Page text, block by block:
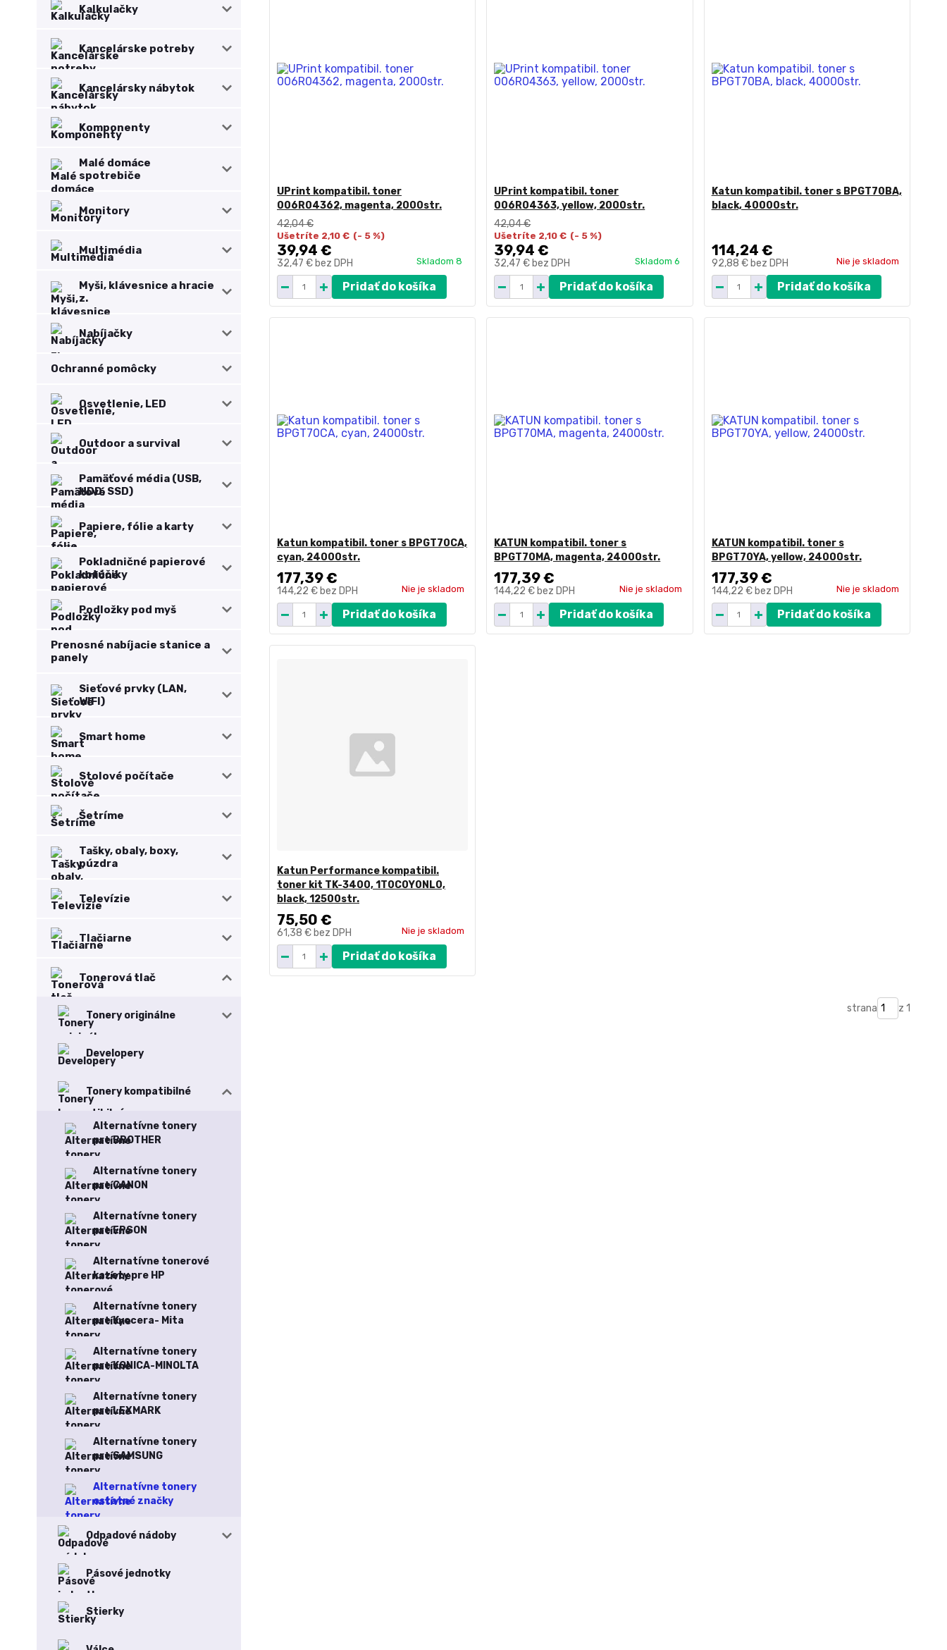
Kalkulačky
Kancelárske potreby
Kancelársky nábytok
Komponenty
Malé domáce
spotrebiče
Monitory
Multimédia
Myši, klávesnice a hracie
z.
Nabíjačky
Ochranné pomôcky
Osvetlenie, LED
Outdoor a survival
Pamäťové média (USB,
HDD, SSD)
Papiere, fólie a karty
Pokladničné papierové
kotúčiky
Podložky pod myš
Prenosné nabíjacie stanice a
panely
Sieťové prvky (LAN,
WIFI)
Smart home
Stolové počítače
Šetríme
Tašky, obaly, boxy,
púzdra
Televízie
Tlačiarne
Tonerová tlač
Tonery originálne
Developery
Tonery kompatibilné
Alternatívne tonery
pre BROTHER
Alternatívne tonery
pre CANON
Alternatívne tonery
pre EPSON
Alternatívne tonerové
kazety pre HP
Alternatívne tonery
pre Kyocera- Mita
Alternatívne tonery
pre KONICA-MINOLTA
Alternatívne tonery
pre LEXMARK
Alternatívne tonery
pre SAMSUNG
Alternatívne tonery
ostatné značky
Odpadové nádoby
Pásové jednotky
Stierky
UPrint kompatibil. toner
006R04362, magenta, 2000str.
42,04 €
Ušetríte 2,10 € (- 5 %)
39,94 €
32,47 € bez DPH Skladom 8
Pridať do košíka
UPrint kompatibil. toner
006R04363, yellow, 2000str.
42,04 €
Ušetríte 2,10 € (- 5 %)
39,94 €
32,47 € bez DPH Skladom 6
Pridať do košíka
Katun kompatibil. toner s BPGT70BA,
black, 40000str.
114,24 €
92,88 € bez DPH Nie je skladom
Pridať do košíka
Katun kompatibil. toner s BPGT70CA,
cyan, 24000str.
177,39 €
144,22 € bez DPH Nie je skladom
Pridať do košíka
KATUN kompatibil. toner s
BPGT70MA, magenta, 24000str.
177,39 €
144,22 € bez DPH Nie je skladom
Pridať do košíka
KATUN kompatibil. toner s
BPGT70YA, yellow, 24000str.
177,39 €
144,22 € bez DPH Nie je skladom
Pridať do košíka
Katun Performance kompatibil.
toner kit TK-3400, 1T0C0Y0NL0,
black, 12500str.
75,50 €
61,38 € bez DPH Nie je skladom
Pridať do košíka
strana z 1